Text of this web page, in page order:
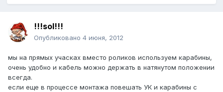
!!!sol!!!
Опубликовано 4 июня, 2012
мы на прямых учасках вместо роликов используем карабины,
очень удобно и кабель можно держать в натянутом положении
всегда.
если еще в процессе монтажа повешать УК и карабины с